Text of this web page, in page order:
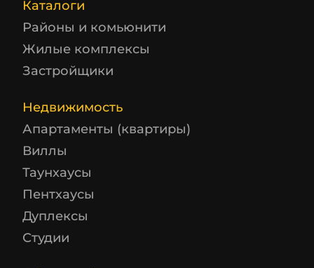
Каталоги
Районы и комьюнити
Жилые комплексы
Застройщики
Недвижимость
Апартаменты (квартиры)
Виллы
Таунхаусы
Пентхаусы
Дуплексы
Студии